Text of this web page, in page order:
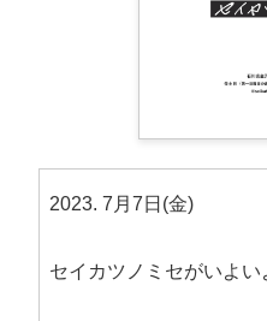
2023. 7月7日(金)
セイカツノミセがいよい